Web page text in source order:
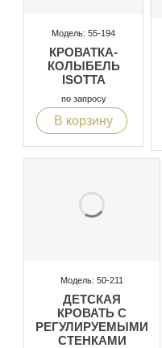
Модель: 55-194
КРОВАТКА-
КОЛЫБЕЛЬ
ISOTTA
по запросу
В корзину
Модель: 50-211
ДЕТСКАЯ
КРОВАТЬ С
РЕГУЛИРУЕМЫМИ
СТЕНКАМИ